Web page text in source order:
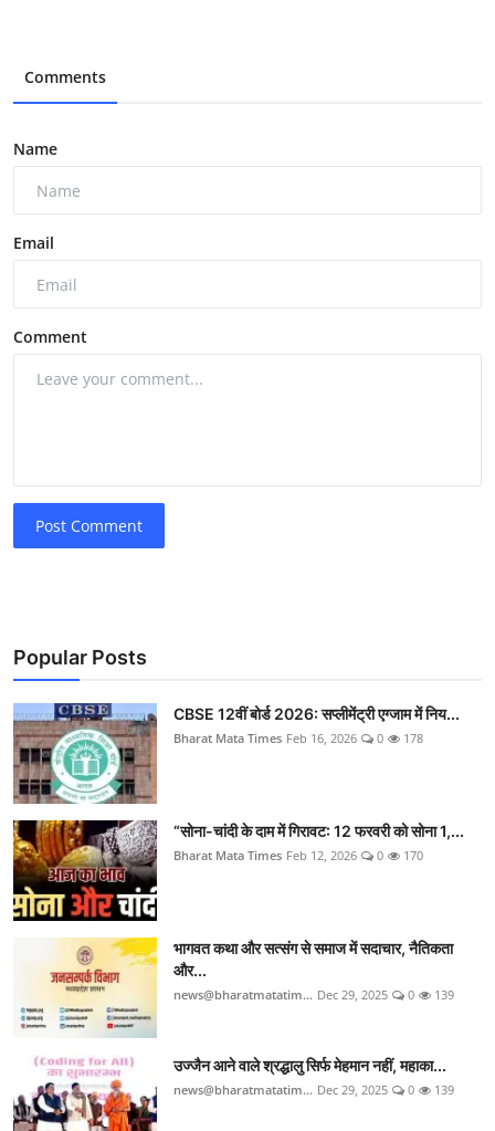
Comments
Name
Email
Comment
Post Comment
Popular Posts
CBSE 12वीं बोर्ड 2026: सप्लीमेंट्री एग्जाम में निय...
Bharat Mata Times Feb 16, 2026 0 178
“सोना-चांदी के दाम में गिरावट: 12 फरवरी को सोना 1,...
Bharat Mata Times Feb 12, 2026 0 170
भागवत कथा और सत्संग से समाज में सदाचार, नैतिकता
और...
news@bharatmatatim... Dec 29, 2025 0 139
उज्जैन आने वाले श्रद्धालु सिर्फ मेहमान नहीं, महाका...
news@bharatmatatim... Dec 29, 2025 0 139